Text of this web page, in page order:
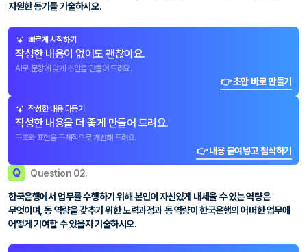
지원한 동기를 기술하시오.
빠르게 시작하기
작성한 내용이 없어도 괜찮아요.
AI로 문항에 맞게 초안을 만들어 드려요.
👉 초안 바로 만들기
작성한 내용 다듬기
작성한 내용을 더 좋게 만들어 드려요.
구조와 표현을 구체적으로 개선해 드려요.
👉 내용 붙여넣고 첨삭하기
Q Question 02.
한국은행에서 업무를 수행하기 위해 본인이 자신있게 내세울 수 있는 역량은
무엇이며, 동 역량을 갖추기 위한 노력과정과 동 역량이 한국은행의 어떠한 업무에
어떻게 기여할 수 있을지 기술하시오.